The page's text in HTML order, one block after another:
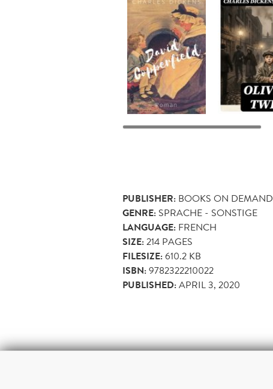
PUBLISHER: BOOKS ON DEMAND
GENRE: SPRACHE - SONSTIGE
LANGUAGE: FRENCH
SIZE:214 PAGES
FILESIZE:610.2 KB
ISBN:9782322210022
PUBLISHED:APRIL 3, 2020